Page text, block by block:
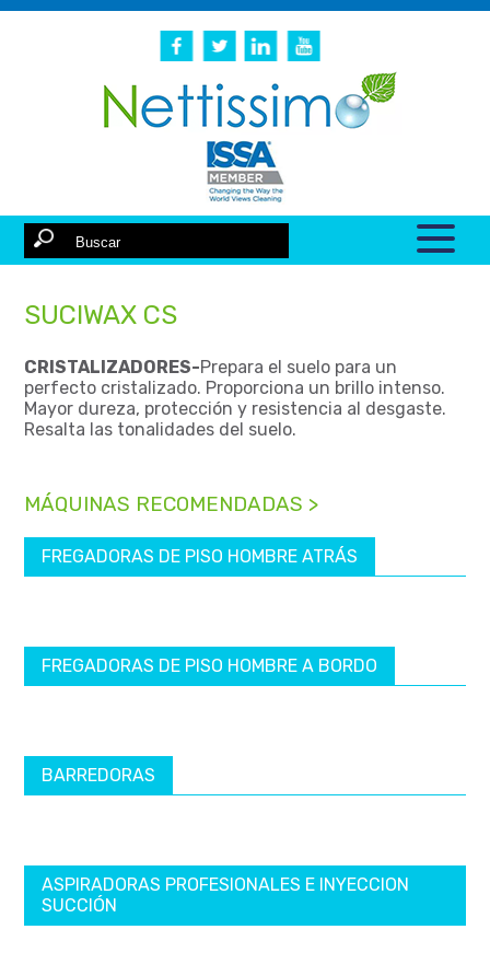
SUCIWAX CS
CRISTALIZADORES-Prepara el suelo para un
perfecto cristalizado. Proporciona un brillo intenso.
Mayor dureza, protección y resistencia al desgaste.
Resalta las tonalidades del suelo.
MÁQUINAS RECOMENDADAS >
FREGADORAS DE PISO HOMBRE ATRÁS
FREGADORAS DE PISO HOMBRE A BORDO
BARREDORAS
ASPIRADORAS PROFESIONALES E INYECCION
SUCCIÓN